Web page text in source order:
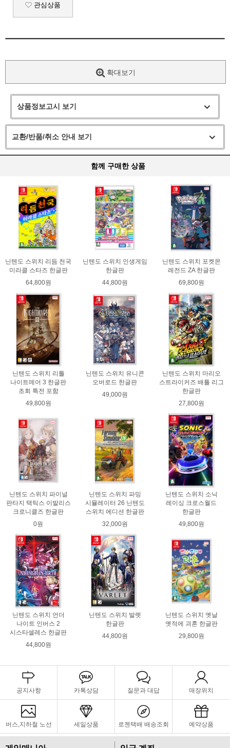
관심상품
확대보기
상품정보고시 보기
교환/반품/취소 안내 보기
함께 구매한 상품
닌텐도 스위치 리듬 천국
미라클 스타즈 한글판
64,800원
닌텐도 스위치 인생게임
한글판
44,800원
닌텐도 스위치 포켓몬
레전드 ZA 한글판
69,800원
닌텐도 스위치 리틀
나이트메어 3 한글판
초회 특전 포함
49,800원
닌텐도 스위치 유니콘
오버로드 한글판
49,000원
닌텐도 스위치 마리오
스트라이커즈 배틀 리그
한글판
27,800원
닌텐도 스위치 파이널
판타지 택틱스 이발리스
크로니클즈 한글판
0원
닌텐도 스위치 파밍
시뮬레이터 26 닌텐도
스위치 에디션 한글판
32,000원
닌텐도 스위치 소닉
레이싱 크로스월드
한글판
49,800원
닌텐도 스위치 언더
나이트 인버스 2
시스타셀레스 한글판
44,800원
닌텐도 스위치 발렛
한글판
44,800원
닌텐도 스위치 옛날
옛적에 괴혼 한글판
29,800원
공지사항 카톡상담 질문과 대답 매장위치
버스,지하철 노선 세일상품 로젠택배 배송조회 예약상품